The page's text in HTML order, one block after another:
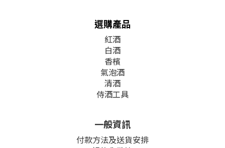
選購產品
紅酒
白酒
香檳
氣泡酒
清酒
侍酒工具
一般資訊
付款方法及送貨安排